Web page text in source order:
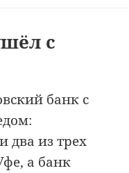
с
банк с
два из трех
а банк